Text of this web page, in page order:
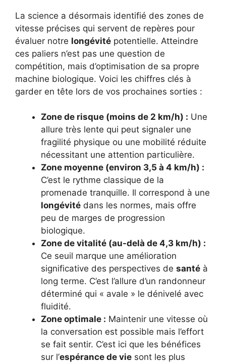
La science a désormais identifié des zones de
vitesse précises qui servent de repères pour
évaluer notre longévité potentielle. Atteindre
ces paliers n’est pas une question de
compétition, mais d’optimisation de sa propre
machine biologique. Voici les chiffres clés à
garder en tête lors de vos prochaines sorties :
Zone de risque (moins de 2 km/h) : Une
allure très lente qui peut signaler une
fragilité physique ou une mobilité réduite
nécessitant une attention particulière.
Zone moyenne (environ 3,5 à 4 km/h) :
C’est le rythme classique de la
promenade tranquille. Il correspond à une
longévité dans les normes, mais offre
peu de marges de progression
biologique.
Zone de vitalité (au-delà de 4,3 km/h) :
Ce seuil marque une amélioration
significative des perspectives de santé à
long terme. C’est l’allure d’un randonneur
déterminé qui « avale » le dénivelé avec
fluidité.
Zone optimale : Maintenir une vitesse où
la conversation est possible mais l’effort
se fait sentir. C’est ici que les bénéfices
sur l’espérance de vie sont les plus